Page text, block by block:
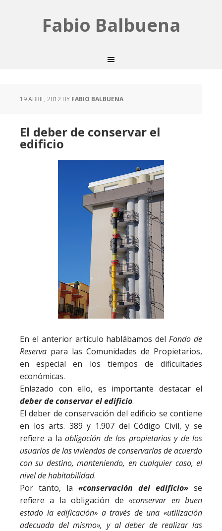
Fabio Balbuena
19 ABRIL, 2012 BY FABIO BALBUENA
El deber de conservar el
edificio
En el anterior artículo hablábamos delFondo de
Reserva para las Comunidades de Propietarios,
en especial en los tiempos de dificultades
económicas.
Enlazado con ello, es importante destacar el
deber de conservar el edificio.
El deber de conservación del edificio se contiene
en los arts. 389 y 1.907 del Código Civil, y se
refiere a laobligación de los propietarios y de los
usuarios de las viviendas de conservarlas de acuerdo
con su destino, manteniendo, en cualquier caso, el
nivel de habitabilidad.
Por tanto, la «conservación del edificio» se
refiere a la obligación de«conservar en buen
estado la edificación» a través de una «utilización
adecuada del mismo», y al deber de realizar las